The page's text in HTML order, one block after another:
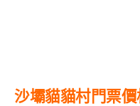
沙壩貓貓村門票